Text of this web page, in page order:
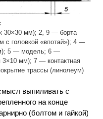
30×30 мм); 2, 9 — борта
головкой «впотай»); 4 —
5 — модель; 6 —
3×10 мм); 7 — контактная
трассы (линолеум)
выпиливать с
на конце
(болтом и гайкой)